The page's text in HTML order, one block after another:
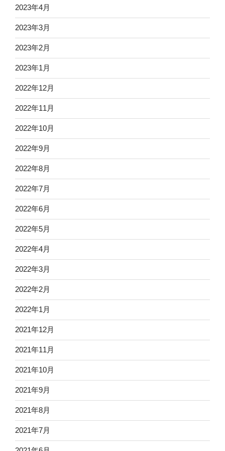
2023年4月
2023年3月
2023年2月
2023年1月
2022年12月
2022年11月
2022年10月
2022年9月
2022年8月
2022年7月
2022年6月
2022年5月
2022年4月
2022年3月
2022年2月
2022年1月
2021年12月
2021年11月
2021年10月
2021年9月
2021年8月
2021年7月